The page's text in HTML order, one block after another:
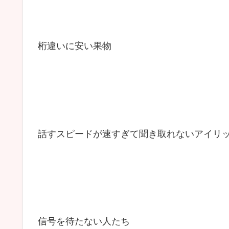
桁違いに安い果物
話すスピードが速すぎて聞き取れないアイリ
信号を待たない人たち